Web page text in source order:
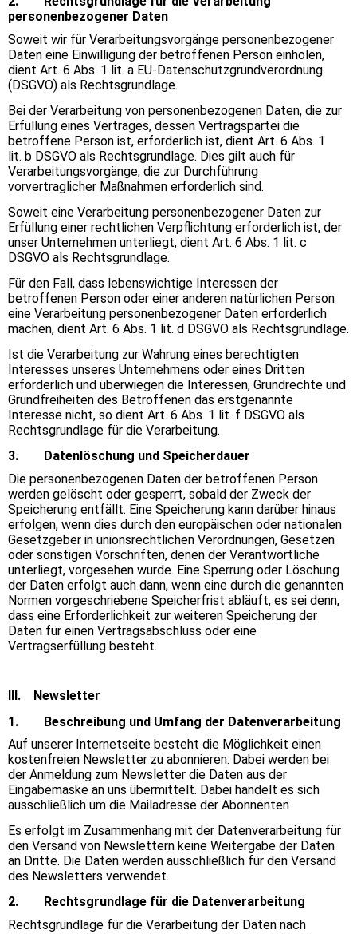
personenbezogener Daten
Soweit wir für Verarbeitungsvorgänge personenbezogener
Daten eine Einwilligung der betroffenen Person einholen,
dient Art. 6 Abs. 1 lit. a EU-Datenschutzgrundverordnung
(DSGVO) als Rechtsgrundlage.
Bei der Verarbeitung von personenbezogenen Daten, die zur
Erfüllung eines Vertrages, dessen Vertragspartei die
betroffene Person ist, erforderlich ist, dient Art. 6 Abs. 1
lit. b DSGVO als Rechtsgrundlage. Dies gilt auch für
Verarbeitungsvorgänge, die zur Durchführung
vorvertraglicher Maßnahmen erforderlich sind.
Soweit eine Verarbeitung personenbezogener Daten zur
Erfüllung einer rechtlichen Verpflichtung erforderlich ist, der
unser Unternehmen unterliegt, dient Art. 6 Abs. 1 lit. c
DSGVO als Rechtsgrundlage.
Für den Fall, dass lebenswichtige Interessen der
betroffenen Person oder einer anderen natürlichen Person
eine Verarbeitung personenbezogener Daten erforderlich
machen, dient Art. 6 Abs. 1 lit. d DSGVO als Rechtsgrundlage.
Ist die Verarbeitung zur Wahrung eines berechtigten
Interesses unseres Unternehmens oder eines Dritten
erforderlich und überwiegen die Interessen, Grundrechte und
Grundfreiheiten des Betroffenen das erstgenannte
Interesse nicht, so dient Art. 6 Abs. 1 lit. f DSGVO als
Rechtsgrundlage für die Verarbeitung.
3. Datenlöschung und Speicherdauer
Die personenbezogenen Daten der betroffenen Person
werden gelöscht oder gesperrt, sobald der Zweck der
Speicherung entfällt. Eine Speicherung kann darüber hinaus
erfolgen, wenn dies durch den europäischen oder nationalen
Gesetzgeber in unionsrechtlichen Verordnungen, Gesetzen
oder sonstigen Vorschriften, denen der Verantwortliche
unterliegt, vorgesehen wurde. Eine Sperrung oder Löschung
der Daten erfolgt auch dann, wenn eine durch die genannten
Normen vorgeschriebene Speicherfrist abläuft, es sei denn,
dass eine Erforderlichkeit zur weiteren Speicherung der
Daten für einen Vertragsabschluss oder eine
Vertragserfüllung besteht.
III. Newsletter
1. Beschreibung und Umfang der Datenverarbeitung
Auf unserer Internetseite besteht die Möglichkeit einen
kostenfreien Newsletter zu abonnieren. Dabei werden bei
der Anmeldung zum Newsletter die Daten aus der
Eingabemaske an uns übermittelt. Dabei handelt es sich
ausschließlich um die Mailadresse der Abonnenten
Es erfolgt im Zusammenhang mit der Datenverarbeitung für
den Versand von Newslettern keine Weitergabe der Daten
an Dritte. Die Daten werden ausschließlich für den Versand
des Newsletters verwendet.
2. Rechtsgrundlage für die Datenverarbeitung
Rechtsgrundlage für die Verarbeitung der Daten nach